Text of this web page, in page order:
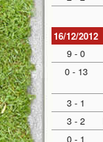
16/12/2012
9 - 0
0 - 13
3 - 1
3 - 2
0 - 1